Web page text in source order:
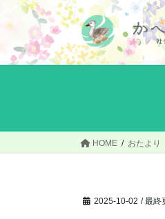
ン
プ
ビ
動
HOME おたより
2025-10-02 / 最終